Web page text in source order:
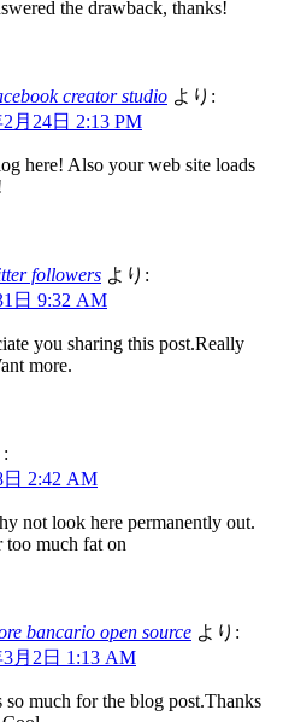
the drawback, thanks!
creator studio より:
2月24日 2:13 PM
here! Also your web site loads
followers より:
日 9:32 AM
you sharing this post.Really
more.
日 2:42 AM
not look here permanently out.
too much fat on
bancario open source より:
3月2日 1:13 AM
so much for the blog post.Thanks